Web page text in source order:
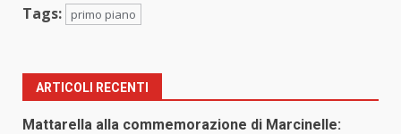
Tags: primo piano
ARTICOLI RECENTI
Mattarella alla commemorazione di Marcinelle: